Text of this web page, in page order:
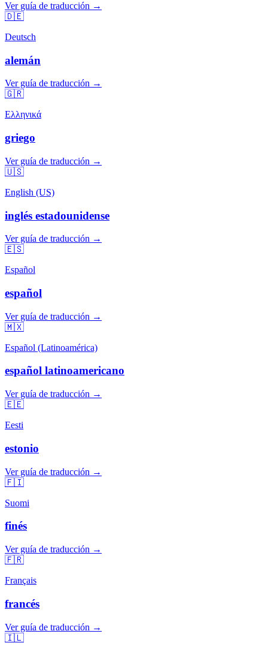
Ver guía de traducción →
🇩🇪
Deutsch
alemán
Ver guía de traducción →
🇬🇷
Ελληνικά
griego
Ver guía de traducción →
🇺🇸
English (US)
inglés estadounidense
Ver guía de traducción →
🇪🇸
Español
español
Ver guía de traducción →
🇲🇽
Español (Latinoamérica)
español latinoamericano
Ver guía de traducción →
🇪🇪
Eesti
estonio
Ver guía de traducción →
🇫🇮
Suomi
finés
Ver guía de traducción →
🇫🇷
Français
francés
Ver guía de traducción →
🇮🇱